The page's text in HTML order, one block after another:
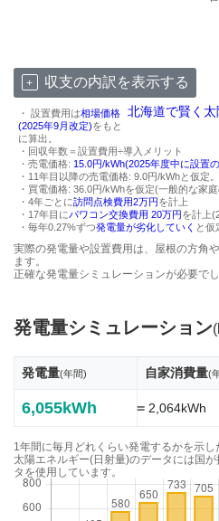
収支の内訳を表示する
北海道で賢く
・ 設置費用は相場価格
(2025年9月改定)をもと
に算出。
・回収年数＝設置費用÷導入メリット
・売電価格: 15.0円/kWh(2025年度中に設置
・11年目以降の売電価格: 9.0円/kWhと仮定。
・買電価格: 36.0円/kWhを仮定(一般的な家
・4年ごとに訪問点検費用2万円を計上
・17年目にパワコン交換費用 20万円を計上
・毎年0.27%ずつ発電量が劣化していく と仮
実際の発電量や設置費用は、屋根の方角
ます。
正確な発電量シミュレーションが必要で
発電量シミュレーション
発電量(年間) 自家消費量(
6,055kWh =2,064kWh
1年間に毎月どれくらい発電するかを示し
太陽エネルギー(日射量)のデータには国
タを使用しています。